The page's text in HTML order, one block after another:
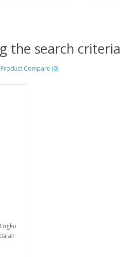
the search criteria
Product Compare (0)